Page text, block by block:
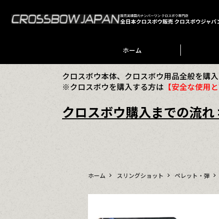
ホーム
クロスボウ本体、クロスボウ用品全般を購
※クロスボウを購入する方は 【安全な使用
クロスボウ購入までの流れ
ホーム スリングショット ペレット・弾